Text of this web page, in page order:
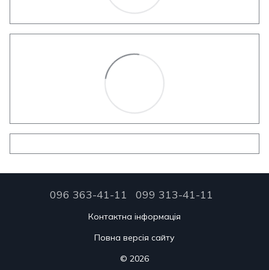
096 363-41-11 099 313-41-11
Контактна інформація
Повна версія сайту
© 2026